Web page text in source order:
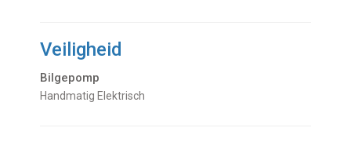
Veiligheid
Bilgepomp
Handmatig Elektrisch